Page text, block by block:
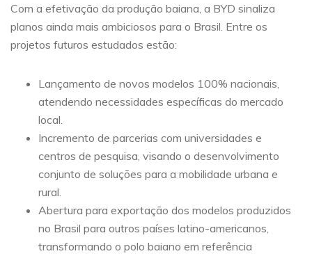
Com a efetivação da produção baiana, a BYD sinaliza
planos ainda mais ambiciosos para o Brasil. Entre os
projetos futuros estudados estão:
Lançamento de novos modelos 100% nacionais,
atendendo necessidades específicas do mercado
local.
Incremento de parcerias com universidades e
centros de pesquisa, visando o desenvolvimento
conjunto de soluções para a mobilidade urbana e
rural.
Abertura para exportação dos modelos produzidos
no Brasil para outros países latino-americanos,
transformando o polo baiano em referência